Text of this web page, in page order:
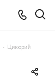
- Цикорий